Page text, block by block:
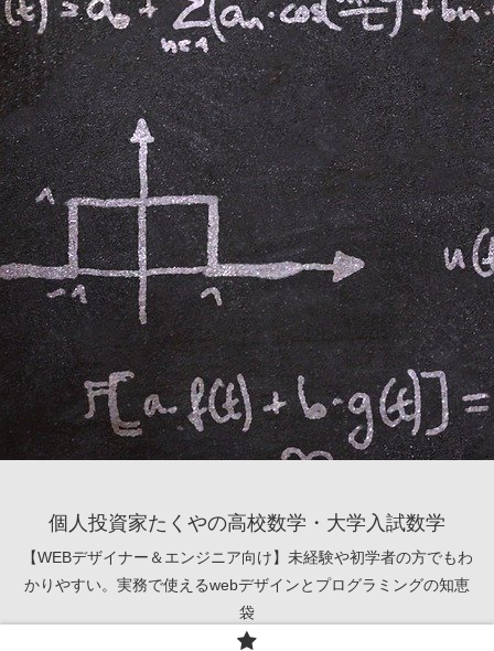
個人投資家たくやの高校数学・大学入試数学
【WEBデザイナー＆エンジニア向け】未経験や初学者の方でもわ
かりやすい。実務で使えるwebデザインとプログラミングの知恵
袋